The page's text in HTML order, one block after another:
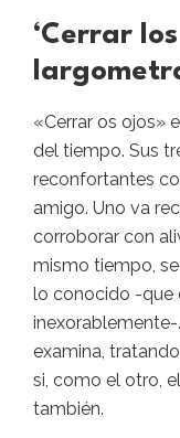
‘Cerrar
«Cerrar os ojos»
del tiempo. Sus
reconfortantes
amigo. Uno va
corroborar con
mismo tiempo,
lo conocido -que
inexorablemente-
examina,
si, como el otro,
también.